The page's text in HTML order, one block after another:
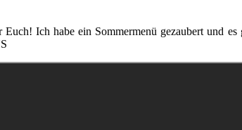
Ich habe ein Sommermenü gezaubert und